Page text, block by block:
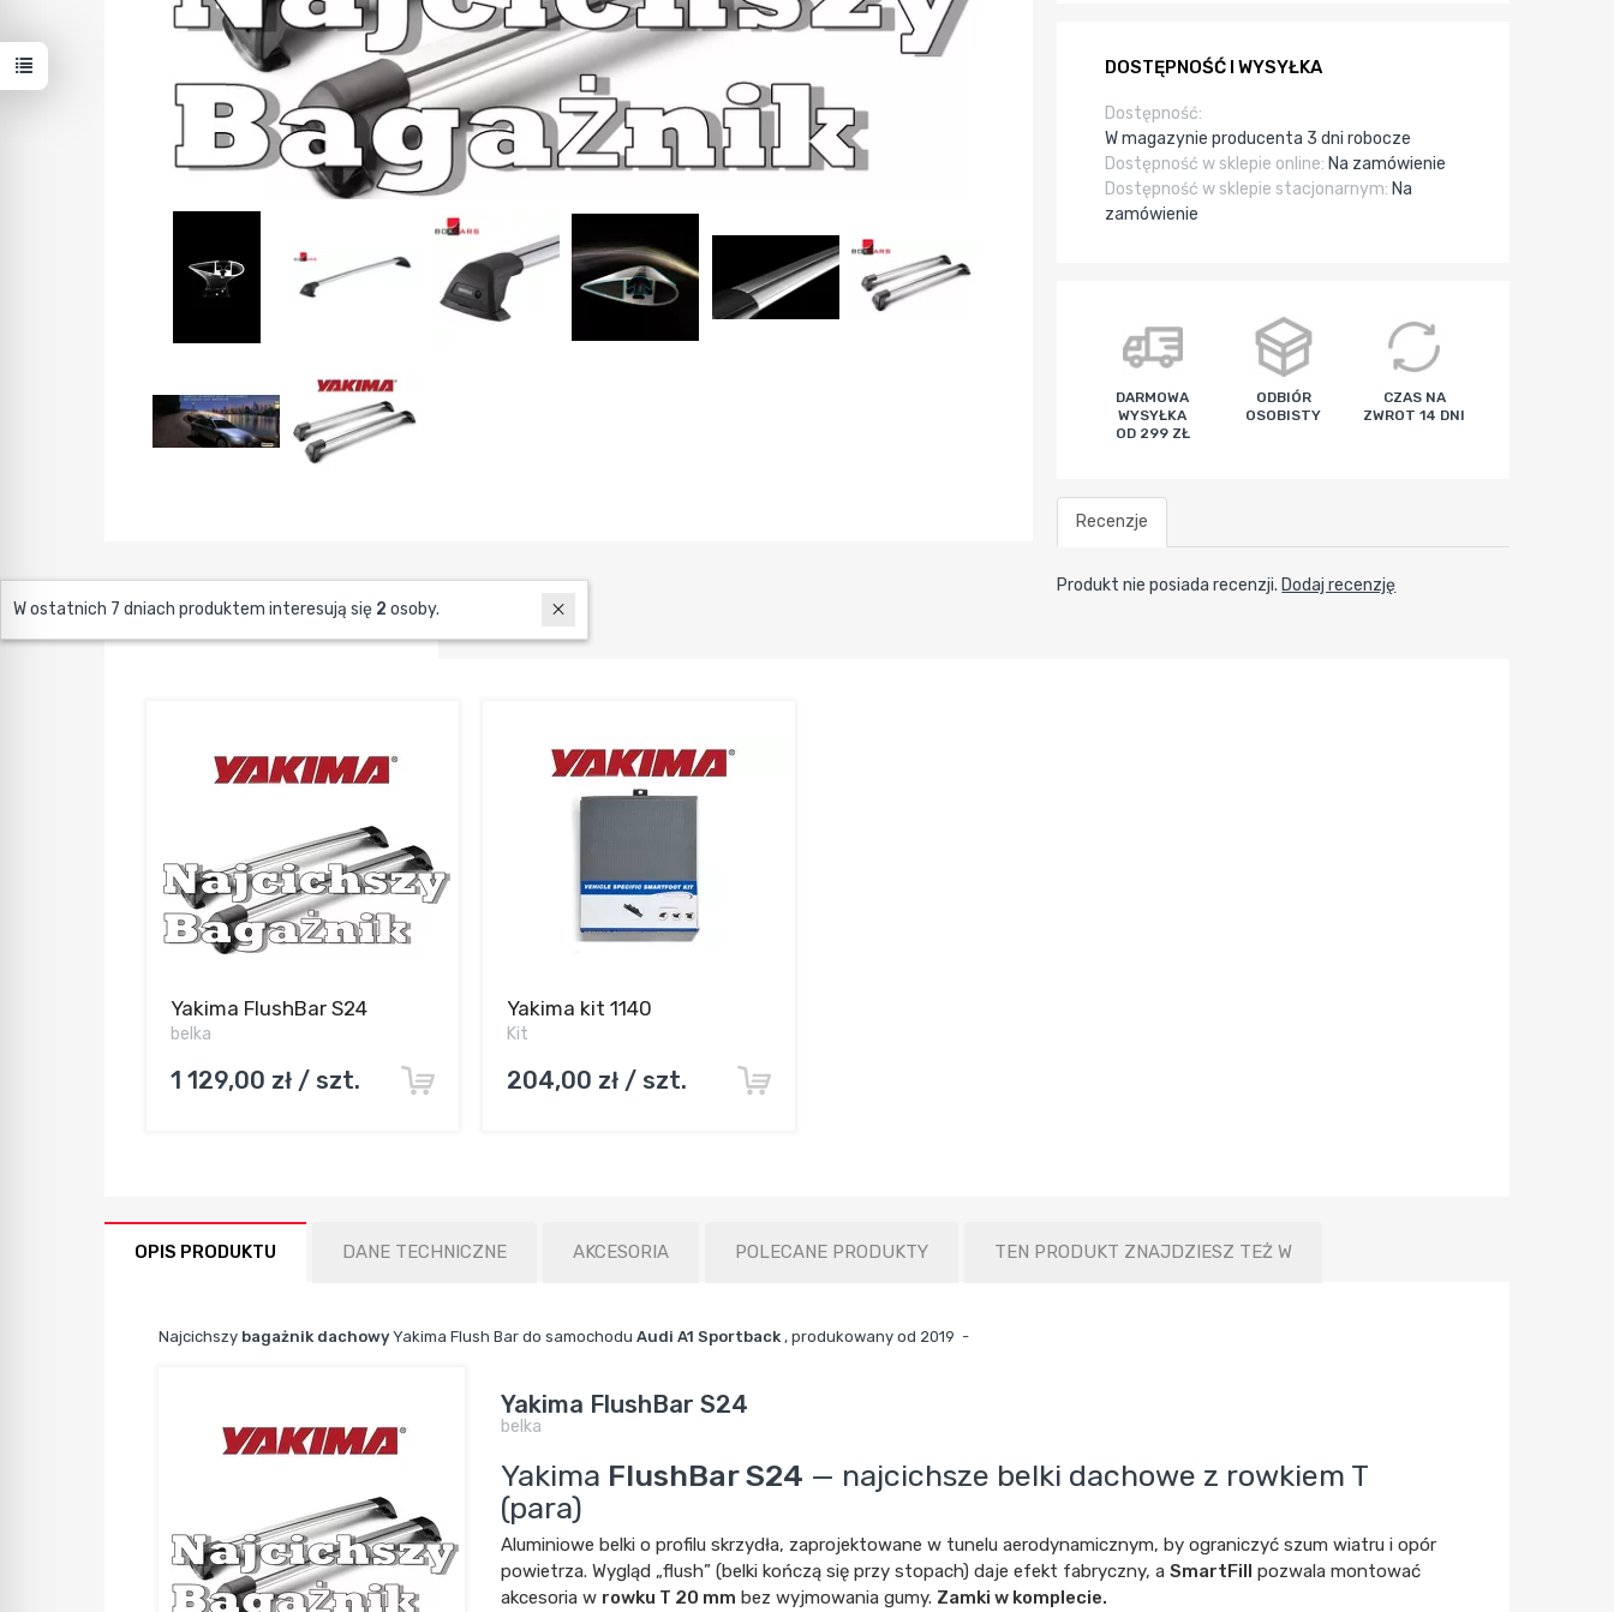
DOSTĘPNOŚĆ I WYSYŁKA
Dostępność:
W magazynie producenta 3 dni robocze
Dostępność w sklepie online: Na zamówienie
Dostępność w sklepie stacjonarnym: Na
zamówienie
DARMOWA
WYSYŁKA
OD 299 ZŁ
ODBIÓR
OSOBISTY
CZAS NA
ZWROT 14 DNI
Recenzje
Produkt nie posiada recenzji. Dodaj recenzję
Yakima FlushBar S24
belka
1 129,00 zł / szt.
Yakima kit 1140
Kit
204,00 zł / szt.
OPIS PRODUKTU DANE TECHNICZNE AKCESORIA POLECANE PRODUKTY TEN PRODUKT ZNAJDZIESZ TEŻ W
Najcichszy bagażnik dachowy Yakima Flush Bar do samochodu Audi A1 Sportback , produkowany od 2019 -
Yakima FlushBar S24
belka
Yakima FlushBar S24 — najcichsze belki dachowe z rowkiem T
(para)
Aluminiowe belki o profilu skrzydła, zaprojektowane w tunelu aerodynamicznym, by ograniczyć szum wiatru i opór
powietrza. Wygląd „flush” (belki kończą się przy stopach) daje efekt fabryczny, a SmartFill pozwala montować
akcesoria w rowku T 20 mm bez wyjmowania gumy. Zamki w komplecie.
W ostatnich 7 dniach produktem interesują się 2 osoby.